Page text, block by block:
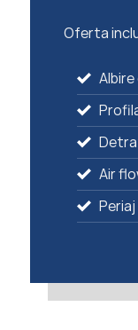
Oferta
Air
Periaj